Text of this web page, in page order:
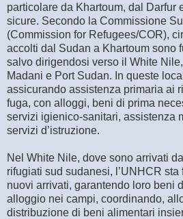
particolare da Khartoum, dal Darfur
sicure. Secondo la Commissione
(Commission for Refugees/COR),
accolti dal Sudan a Khartoum sono
salvo dirigendosi verso il White
Madani e Port Sudan. In queste
assicurando assistenza primaria ai
fuga, con alloggi, beni di prima
servizi igienico-sanitari, assistenza
servizi d’istruzione.
Nel White Nile, dove sono arrivati
rifugiati sud sudanesi, l’UNHCR
nuovi arrivati, garantendo loro beni
alloggio nei campi, coordinando,
distribuzione di beni alimentari